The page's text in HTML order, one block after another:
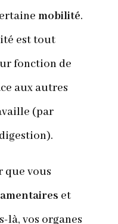
mobilité.
est tout
fonction de
aux autres
(par
vous
et
là, vos organes